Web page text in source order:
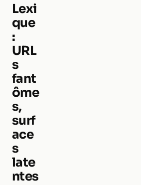
Lexi
que
:
URL
s
fant
ôme
s,
surf
ace
s
late
ntes